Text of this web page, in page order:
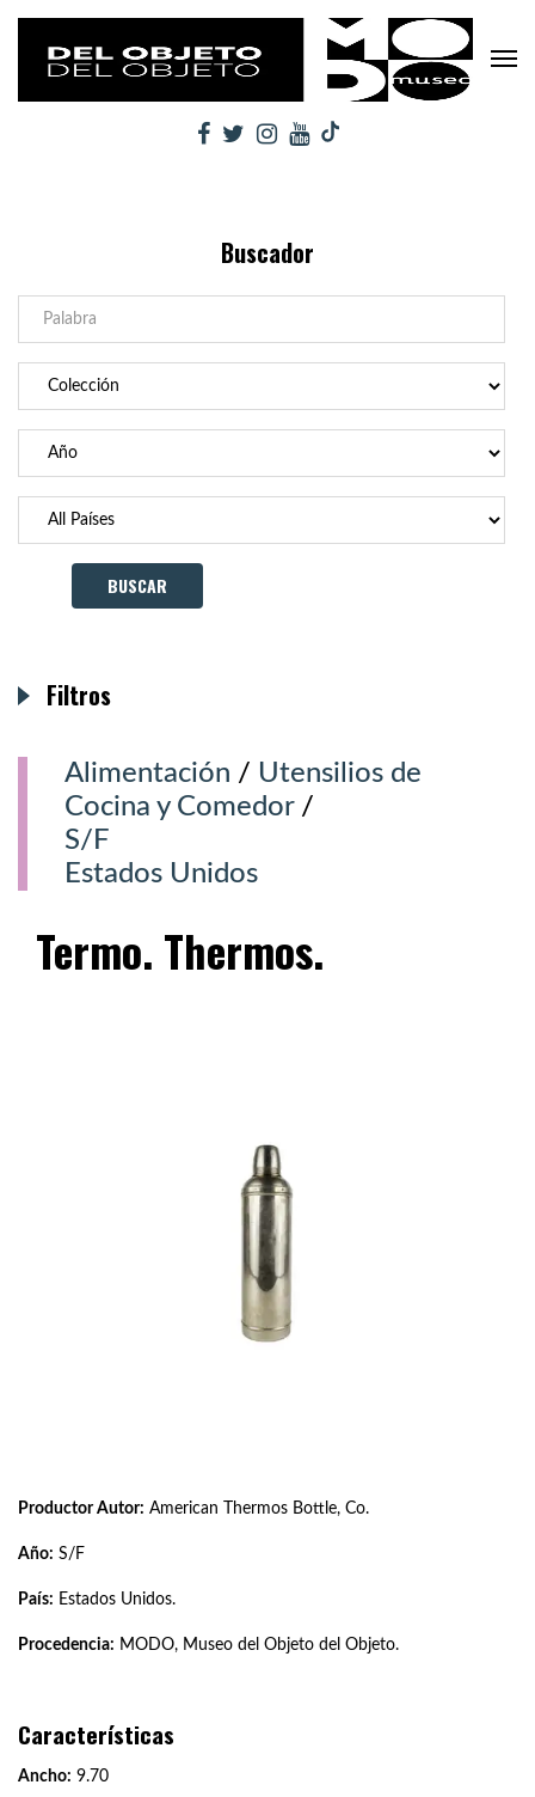
Buscador
Alimentación / Utensilios de
Cocina y Comedor/
S/F
Estados Unidos
Termo. Thermos.
Productor Autor: American Thermos Bottle, Co.
Año: S/F
País: Estados Unidos.
Procedencia: MODO, Museo del Objeto del Objeto.
Características
Ancho: 9.70
Filtros